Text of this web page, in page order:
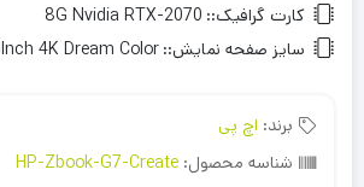
کارت گرافیک:: 8G Nvidia RTX-2070
سایز صفحه نمایش:: 15.6Inch 4K Dream Color
برند: اچ پی
شناسه محصول: HP-Zbook-G7-Create